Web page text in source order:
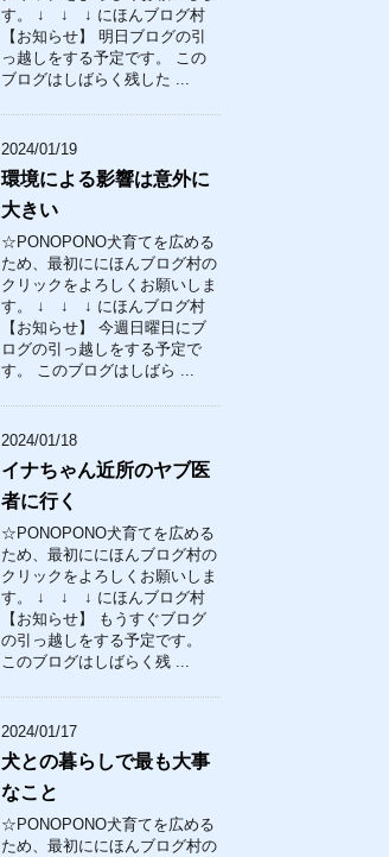
す。 ↓ ↓ ↓ にほんブログ村
【お知らせ】 明日ブログの引
っ越しをする予定です。 この
ブログはしばらく残した ...
2024/01/19
環境による影響は意外に
大きい
☆PONOPONO犬育てを広める
ため、最初ににほんブログ村の
クリックをよろしくお願いしま
す。 ↓ ↓ ↓ にほんブログ村
【お知らせ】 今週日曜日にブ
ログの引っ越しをする予定で
す。 このブログはしばら ...
2024/01/18
イナちゃん近所のヤブ医
者に行く
☆PONOPONO犬育てを広める
ため、最初ににほんブログ村の
クリックをよろしくお願いしま
す。 ↓ ↓ ↓ にほんブログ村
【お知らせ】 もうすぐブログ
の引っ越しをする予定です。
このブログはしばらく残 ...
2024/01/17
犬との暮らしで最も大事
なこと
☆PONOPONO犬育てを広める
ため、最初ににほんブログ村の